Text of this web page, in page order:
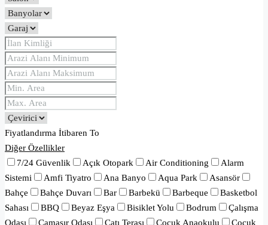
Fiyatlandırma İtibaren To
Diğer Özellikler
7/24 Güvenlik
Açık Otopark Air Conditioning
Alarm
Sistemi
Amfi Tiyatro Ana Banyo Aqua Park
Asansör
Bahçe
Bahçe Duvarı Bar Barbekü Barbeque
Basketbol
Sahası
BBQ Beyaz Eşya Bisiklet Yolu Bodrum
Çalışma
Odası
Çamaşır Odası Çatı Terası Çocuk Anaokulu
Çocuk